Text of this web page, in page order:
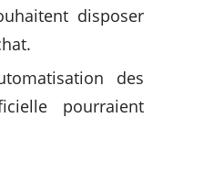
disposer
des
pourraient